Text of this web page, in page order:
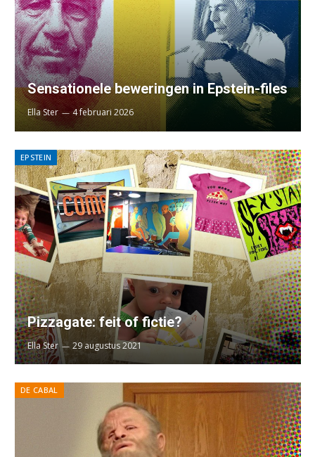
Sensationele beweringen in Epstein-files
Ella Ster 4 februari 2026
EPSTEIN
Pizzagate: feit of fictie?
Ella Ster 29 augustus 2021
DE CABAL